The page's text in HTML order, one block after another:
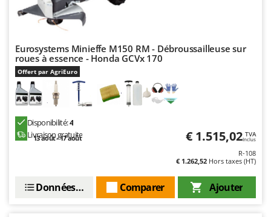
Eurosystems Minieffe M150 RM - Débroussailleuse sur
roues à essence - Honda GCVx 170
Offert par AgriEuro
Disponibilité:4
Livraison gratuite
13 août - 17 août € 1.515,02 TVA
Inclus
R-108
€ 1.262,52 Hors taxes (HT)
Ajouter
Comparer
Données techniques